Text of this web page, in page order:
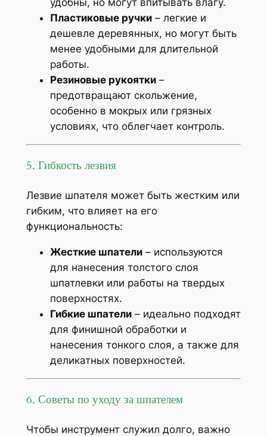
Пластиковые ручки– легкие и
дешевле деревянных, но могут быть
менее удобными для длительной
работы.
Резиновые рукоятки–
предотвращают скольжение,
особенно в мокрых или грязных
условиях, что облегчает контроль.
5. Гибкость лезвия
Лезвие шпателя может быть жестким или
гибким, что влияет на его
функциональность:
Жесткие шпатели– используются
для нанесения толстого слоя
шпатлевки или работы на твердых
поверхностях.
Гибкие шпатели– идеально подходят
для финишной обработки и
нанесения тонкого слоя, а также для
деликатных поверхностей.
6. Советы по уходу за шпателем
Чтобы инструмент служил долго, важно